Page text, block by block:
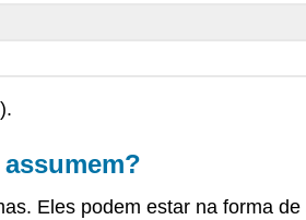
Eles podem estar na forma